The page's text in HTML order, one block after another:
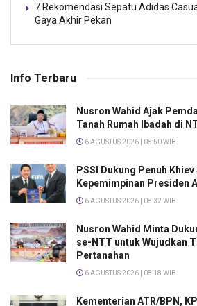
7 Rekomendasi Sepatu Adidas
Gaya Akhir Pekan
Info Terbaru
Nusron Wahid Ajak
Tanah Rumah Ibadah di
6 AGUSTUS 2026 | 08:50 WIB
PSSI Dukung Penuh
Kepemimpinan Presiden
6 AGUSTUS 2026 | 08:32 WIB
Nusron Wahid Minta
se-NTT untuk Wujudkan
Pertanahan
6 AGUSTUS 2026 | 08:18 WIB
Kementerian ATR/BPN,